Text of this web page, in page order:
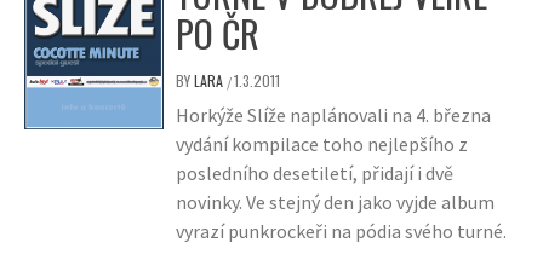
PO ČR
BYLARA /1.3.2011
Horkýže Slíže naplánovali na 4. března
vydání kompilace toho nejlepšího z
posledního desetiletí, přidají i dvě
novinky. Ve stejný den jako vyjde album
vyrazí punkrockeři na pódia svého turné.